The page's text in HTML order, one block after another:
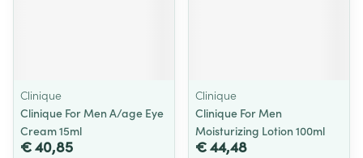
Clinique
Clinique For Men A/age Eye
Cream 15ml
€ 40,85
Clinique
Clinique For Men
Moisturizing Lotion 100ml
€ 44,48